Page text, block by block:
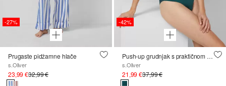
-27%
Prugaste pidžamne hlače
s.Oliver
23,99 €32,99 €
-42%
Push-up grudnjak s praktičnom prednjom kopčom i grafičkom čipkom
s.Oliver
21,99 €37,99 €